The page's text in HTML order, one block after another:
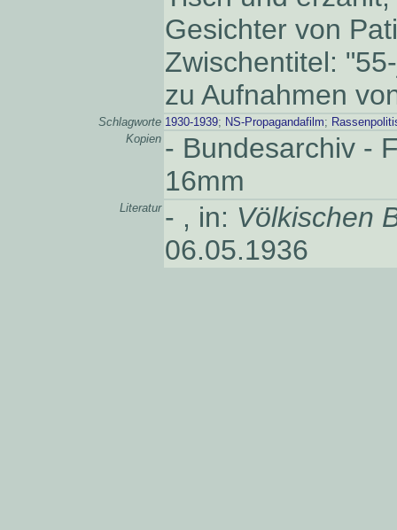
Gesichter von
Zwischentitel:
zu Aufnahmen
Schlagworte 1930-1939; NS-Propagandafilm;
Kopien - Bundesarchiv -
16mm
Literatur - , in: Völkischen
06.05.1936